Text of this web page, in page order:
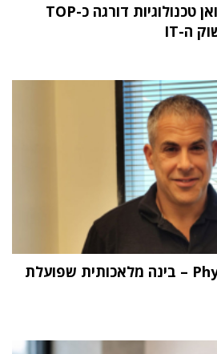
מחקר STKI השנתי: וואן טכנולוגיות דורגה כ-TOP
"העתיד הוא Physical AI – בינה מלאכותית שפועלת